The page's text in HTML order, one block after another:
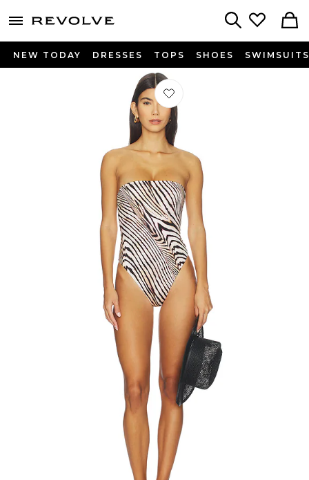
menu - shows more content
NEW TODAY DRESSES TOPS SHOES SWIMSUITS
Préféré MAILLOT DE BAIN 1 PIÈCE